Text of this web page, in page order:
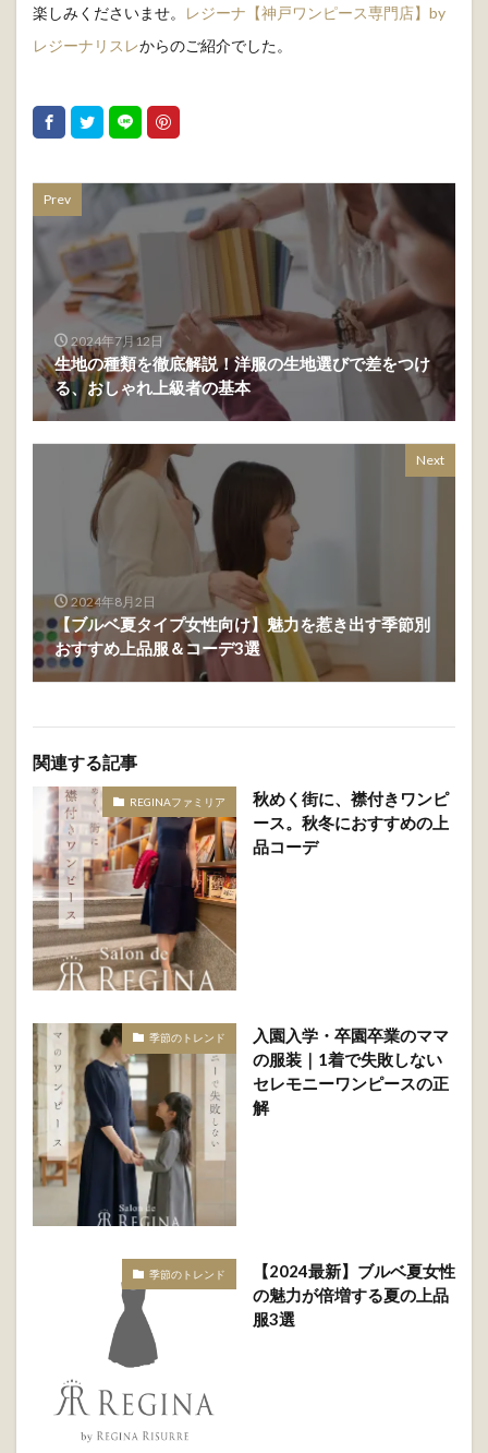
楽しみくださいませ。
レジーナ【神戸ワンピース専門店】by
レジーナリスレからのご紹介でした。
Prev
2024年7月12日
生地の種類を徹底解説！洋服の生地選びで差をつけ
る、おしゃれ上級者の基本
Next
2024年8月2日
【ブルベ夏タイプ女性向け】魅力を惹き出す季節別
おすすめ上品服＆コーデ3選
関連する記事
REGINAファミリア
秋めく街に、襟付きワンピ
ース。秋冬におすすめの上
品コーデ
季節のトレンド
入園入学・卒園卒業のママ
の服装｜1着で失敗しない
セレモニーワンピースの正
解
季節のトレンド
【2024最新】ブルベ夏女性
の魅力が倍増する夏の上品
服3選